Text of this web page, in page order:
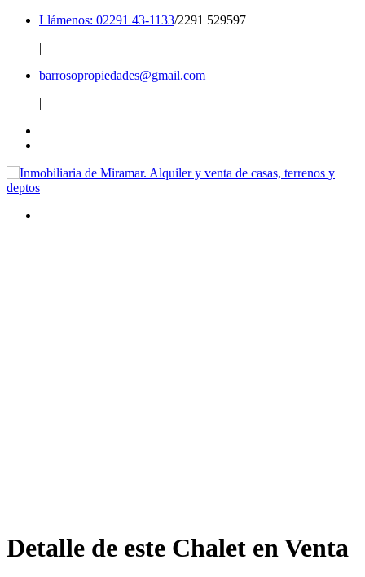
Llámenos: 02291 43-1133/2291 529597
|
barrosopropiedades@gmail.com
|
Detalle de este Chalet en Venta